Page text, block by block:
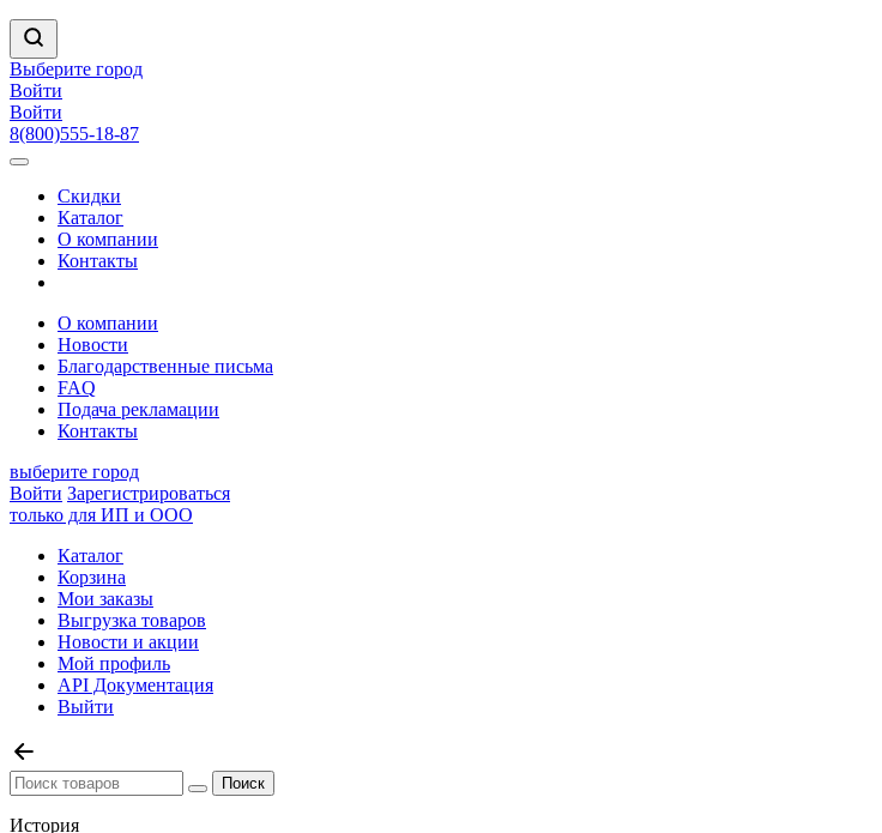
Выберите город
Войти
Войти
8(800)555-18-87
Скидки
Каталог
О компании
Контакты
О компании
Новости
Благодарственные письма
FAQ
Подача рекламации
Контакты
выберите город
Войти Зарегистрироваться
только для ИП и ООО
Каталог
Корзина
Мои заказы
Выгрузка товаров
Новости и акции
Мой профиль
API Документация
Выйти
История